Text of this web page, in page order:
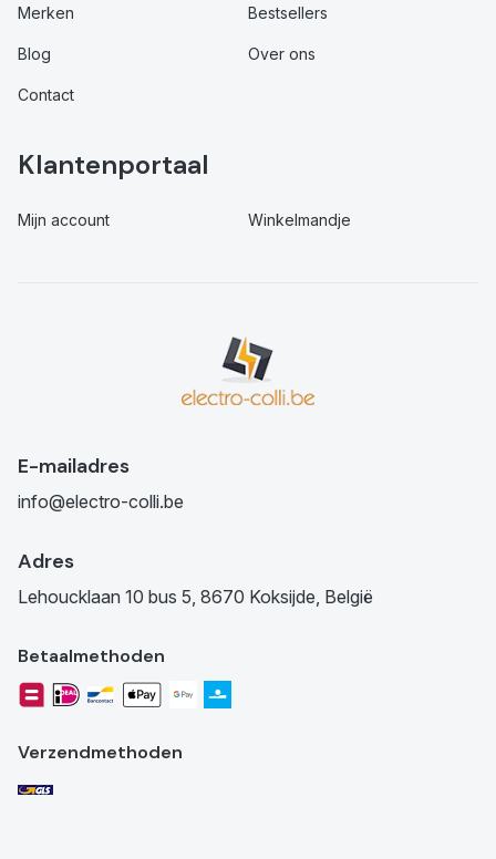
Merken Bestsellers
Blog Over ons
Contact
Klantenportaal
Mijn account Winkelmandje
E-mailadres
info@electro-colli.be
Adres
Lehoucklaan 10 bus 5, 8670 Koksijde, België
Betaalmethoden
Verzendmethoden